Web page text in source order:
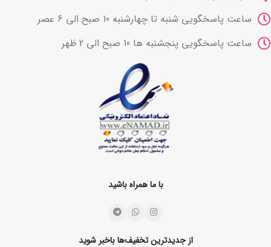
ساعت پاسخگویی شنبه تا چهارشنبه 10 صبح الی 6 عصر
ساعت پاسخگویی پنجشنبه ها 10 صبح الی 2 ظهر
با ما همراه باشید
از جدیدترین تخفیف‌ها باخبر شوید